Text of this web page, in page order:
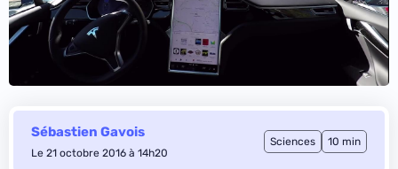
Sébastien Gavois
Le 21 octobre 2016 à 14h20
Sciences 10 min